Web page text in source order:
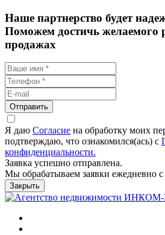
Наше партнерство будет
Поможем достичь желаемого
продажах
Отправить
Я даю Согласие на обработку моих
подтверждаю, что ознакомился(ась) c
конфиденциальности.
Заявка успешно отправлена.
Мы обрабатываем заявки ежедневно с
Закрыть